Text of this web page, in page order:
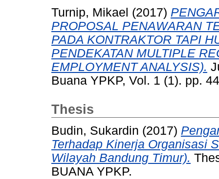
Turnip, Mikael (2017)
PROPOSAL PENAWARAN
PADA KONTRAKTOR TAPI
PENDEKATAN MULTIPLE
EMPLOYMENT ANALYSIS).
Buana YPKP, Vol. 1 (1). pp.
Thesis
Budin, Sukardin (2017)
Terhadap Kinerja Organisasi
Wilayah Bandung Timur).
BUANA YPKP.